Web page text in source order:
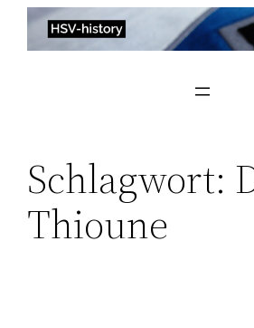
Zum
Inhalt
Schlagwort:
Thioune